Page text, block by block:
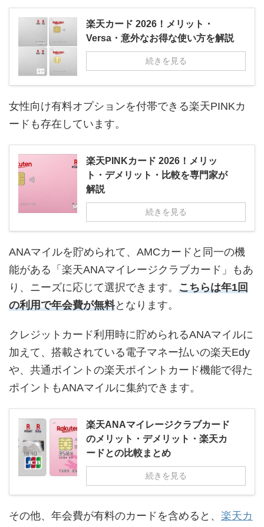
楽天カード 2026！メリット・
Versa・意外なお得な使い方を解説
続きを見る
女性向け有料オプションを付帯できる楽天PINKカ
ードも存在しています。
楽天PINKカード 2026！メリッ
ト・デメリット・比較を専門家が
解説
続きを見る
ANAマイルを貯められて、AMCカードと同一の機
能がある「楽天ANAマイレージクラブカード」もあ
り、ニーズに応じて選択できます。 こちらは年1回
の利用で年会費が無料となります。
クレジットカード利用時に貯められるANAマイルに
加えて、搭載されている電子マネー払いの楽天Edy
や、共通ポイントの楽天ポイントカード機能で得た
ポイントもANAマイルに集約できます。
楽天ANAマイレージクラブカード
のメリット・デメリット・楽天カ
ードとの比較まとめ
続きを見る
その他、年会費が有料のカードを含めると、 楽天カ